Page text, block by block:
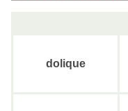
dolique